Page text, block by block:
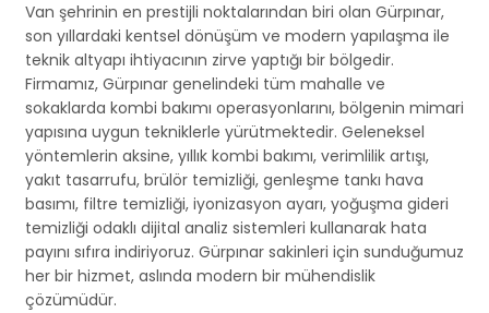
Van şehrinin en prestijli noktalarından biri olan Gürpınar,
son yıllardaki kentsel dönüşüm ve modern yapılaşma ile
teknik altyapı ihtiyacının zirve yaptığı bir bölgedir.
Firmamız, Gürpınar genelindeki tüm mahalle ve
sokaklarda kombi bakımı operasyonlarını, bölgenin mimari
yapısına uygun tekniklerle yürütmektedir. Geleneksel
yöntemlerin aksine, yıllık kombi bakımı, verimlilik artışı,
yakıt tasarrufu, brülör temizliği, genleşme tankı hava
basımı, filtre temizliği, iyonizasyon ayarı, yoğuşma gideri
temizliği odaklı dijital analiz sistemleri kullanarak hata
payını sıfıra indiriyoruz. Gürpınar sakinleri için sunduğumuz
her bir hizmet, aslında modern bir mühendislik
çözümüdür.